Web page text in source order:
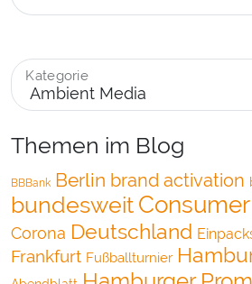
Kategorie
Themen im Blog
BBBank Berlin brand activation
bundesweit
Corona Deutschland
Frankfurt Fußballturnier